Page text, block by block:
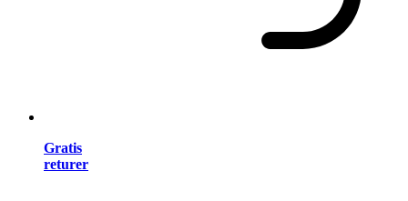
Gratis
returer